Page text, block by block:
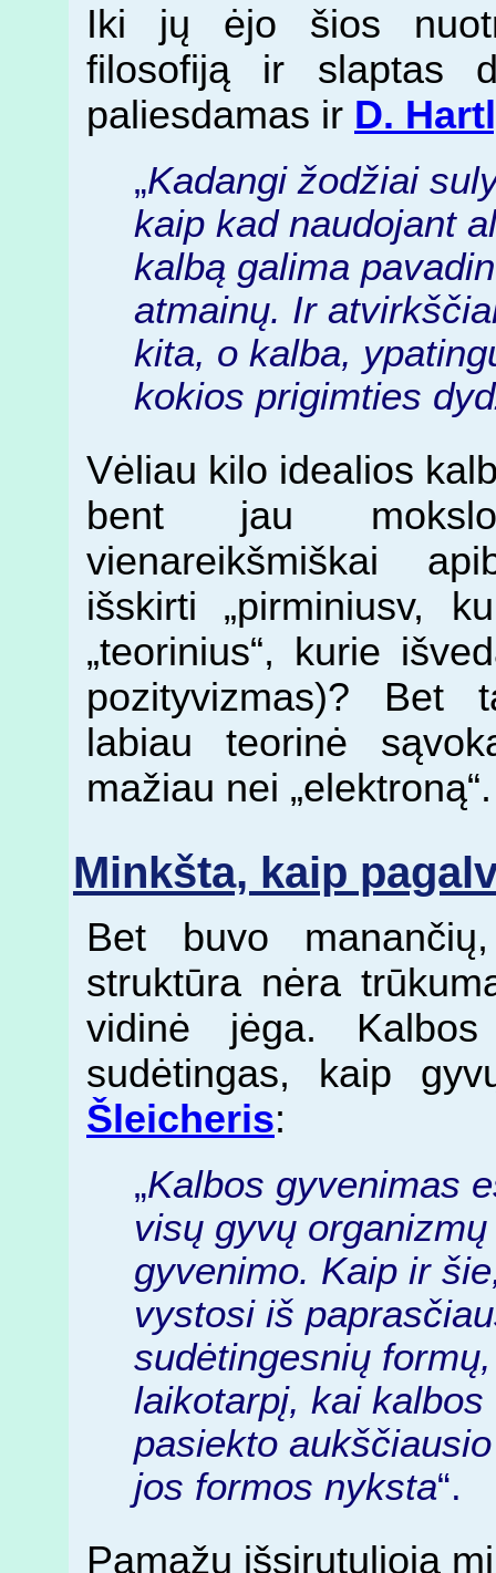
Iki jų ėjo šios
filosofiją ir slaptas
paliesdamas ir D.
„Kadangi žodžiai
kaip kad naudojant
kalbą galima
atmainų. Ir
kita, o kalba,
kokios prigimties
Vėliau kilo idealios
bent jau
vienareikšmiškai
išskirti „pirminiusv,
„teorinius“, kurie
pozityvizmas)? Bet
labiau teorinė
mažiau nei „elektroną“.
Minkšta, kaip
Bet buvo
struktūra nėra
vidinė jėga.
sudėtingas, kaip
Šleicheris:
„Kalbos gyvenimas
visų gyvų
gyvenimo. Kaip ir
vystosi iš
sudėtingesnių
laikotarpį, kai
pasiekto
jos formos nyksta“.
Pamažu išsirutulioja